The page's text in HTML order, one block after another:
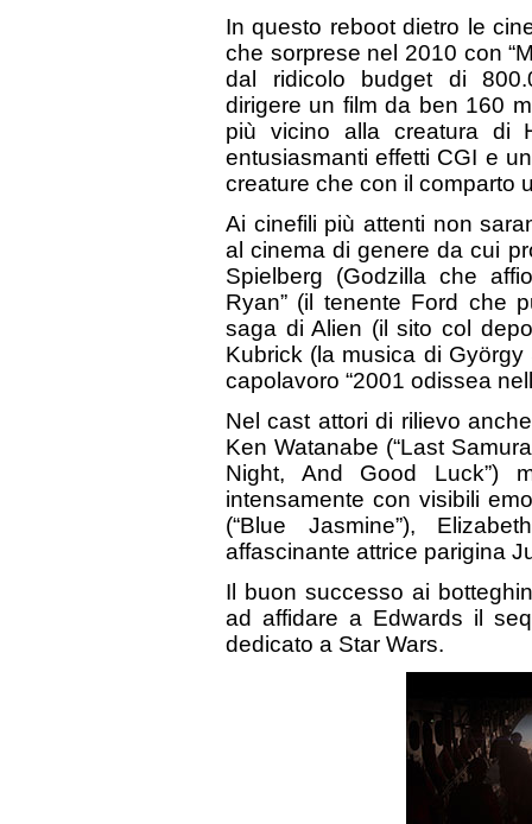
In questo reboot dietro le
che sorprese nel 2010 con
dal ridicolo budget di
dirigere un film da ben 160
più vicino alla creatura di
entusiasmanti effetti CGI e
creature che con il comparto
Ai cinefili più attenti non
al cinema di genere da cui
Spielberg (Godzilla che
Ryan” (il tenente Ford che
saga di Alien (il sito col
Kubrick (la musica di
capolavoro “2001 odissea
Nel cast attori di rilievo
Ken Watanabe (“Last
Night, And Good Luck”)
intensamente con visibili
(“Blue Jasmine”),
affascinante attrice parigina
Il buon successo ai
ad affidare a Edwards il
dedicato a Star Wars.